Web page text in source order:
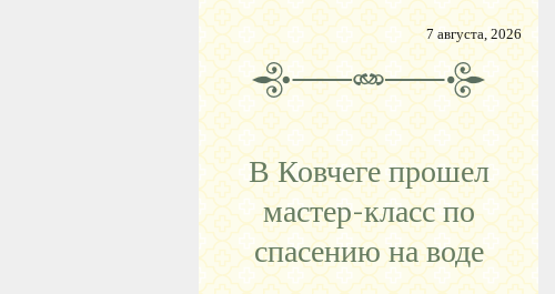
7 августа, 2026
В Ковчеге прошел
мастер-класс по
спасению на воде